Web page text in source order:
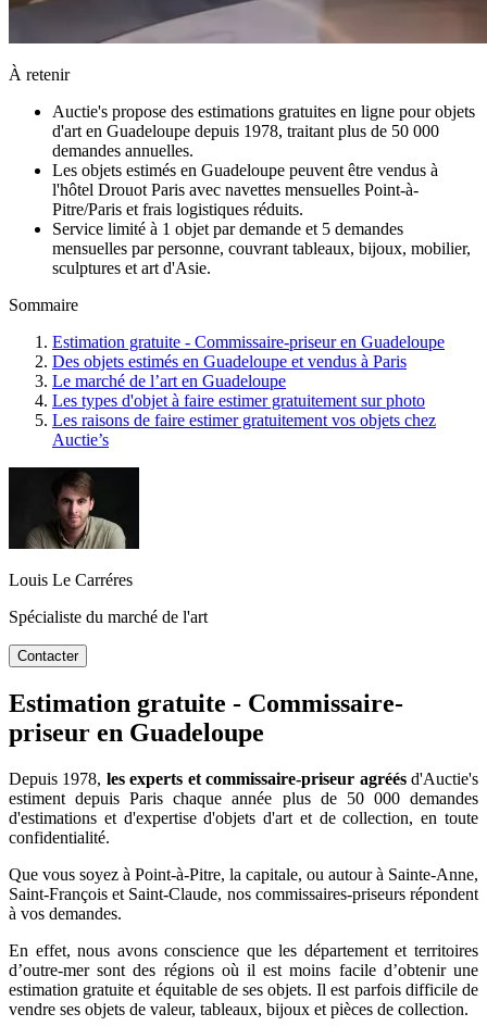
À retenir
Auctie's propose des estimations gratuites en ligne pour objets
d'art en Guadeloupe depuis 1978, traitant plus de 50 000
demandes annuelles.
Les objets estimés en Guadeloupe peuvent être vendus à
l'hôtel Drouot Paris avec navettes mensuelles Point-à-
Pitre/Paris et frais logistiques réduits.
Service limité à 1 objet par demande et 5 demandes
mensuelles par personne, couvrant tableaux, bijoux, mobilier,
sculptures et art d'Asie.
Sommaire
Estimation gratuite - Commissaire-priseur en Guadeloupe
Des objets estimés en Guadeloupe et vendus à Paris
Le marché de l’art en Guadeloupe
Les types d'objet à faire estimer gratuitement sur photo
Les raisons de faire estimer gratuitement vos objets chez
Auctie’s
Louis Le Carréres
Spécialiste du marché de l'art
Contacter
Estimation gratuite - Commissaire-
priseur en Guadeloupe
Depuis 1978, les experts et commissaire-priseur agréésd'Auctie's
estiment depuis Paris chaque année plus de 50 000 demandes
d'estimations et d'expertise d'objets d'art et de collection, en toute
confidentialité.
Que vous soyez à Point-à-Pitre, la capitale, ou autour à Sainte-Anne,
Saint-François et Saint-Claude, nos commissaires-priseurs répondent
à vos demandes.
En effet, nous avons conscience que les département et territoires
d’outre-mer sont des régions où il est moins facile d’obtenir une
estimation gratuite et équitable de ses objets. Il est parfois difficile de
vendre ses objets de valeur, tableaux, bijoux et pièces de collection.